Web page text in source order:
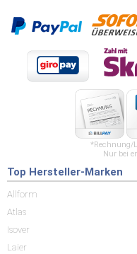
*Rechnung/
Nur bei
Top Hersteller-Marken
Allform
Atlas
Isover
Laier